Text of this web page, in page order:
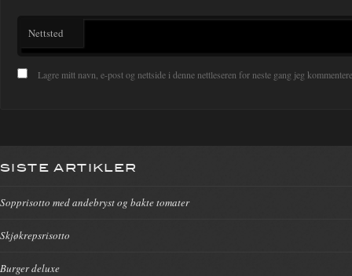
Nettsted
Lagre mitt navn, e-post og nettside i denne nettleseren for neste gang jeg
SISTE ARTIKLER
Sopprisotto med andebryst og bakte tomater
Skjøkrepsrisotto
Burger deluxe